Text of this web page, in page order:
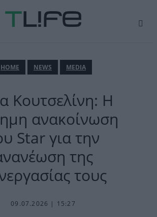
ΗΟΜΕ NEWS MEDIA
Κουτσελίνη: Η
ανακοίνωση
Star για την
της
τους
09.07.2026 | 15:27